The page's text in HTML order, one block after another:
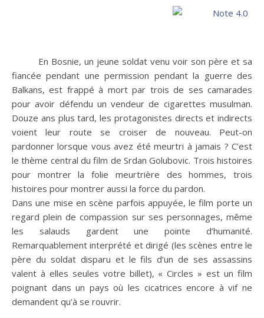
En Bosnie, un jeune soldat venu voir son père et sa
fiancée pendant une permission pendant la guerre des
Balkans, est frappé à mort par trois de ses camarades
pour avoir défendu un vendeur de cigarettes musulman.
Douze ans plus tard, les protagonistes directs et indirects
voient leur route se croiser de nouveau. Peut-on
pardonner lorsque vous avez été meurtri à jamais ? C’est
le thème central du film de Srdan Golubovic. Trois histoires
pour montrer la folie meurtrière des hommes, trois
histoires pour montrer aussi la force du pardon.
Dans une mise en scène parfois appuyée, le film porte un
regard plein de compassion sur ses personnages, même
les salauds gardent une pointe d’humanité.
Remarquablement interprété et dirigé (les scènes entre le
père du soldat disparu et le fils d’un de ses assassins
valent à elles seules votre billet), « Circles » est un film
poignant dans un pays où les cicatrices encore à vif ne
demandent qu’à se rouvrir.